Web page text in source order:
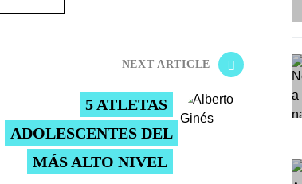
NEXT ARTICLE
5 ATLETAS
ADOLESCENTES DEL
MÁS ALTO NIVEL